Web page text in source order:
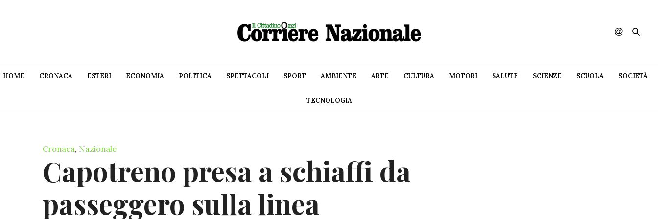
HOME CRONACA ESTERI ECONOMIA POLITICA SPETTACOLI SPORT AMBIENTE ARTE CULTURA MOTORI SALUTE SCIENZE SCUOLA SOCIETÀ
TECNOLOGIA
Cronaca, Nazionale
Capotreno presa a schiaffi da
passeggero sulla linea